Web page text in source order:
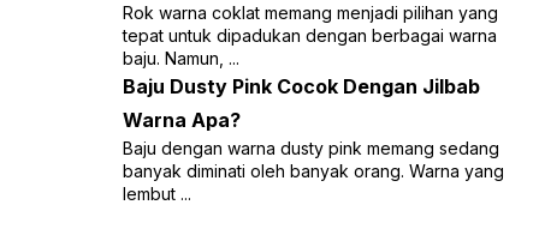
Rok warna coklat memang menjadi pilihan yang
tepat untuk dipadukan dengan berbagai warna
baju. Namun, ...
Baju Dusty Pink Cocok Dengan Jilbab
Warna Apa?
Baju dengan warna dusty pink memang sedang
banyak diminati oleh banyak orang. Warna yang
lembut ...